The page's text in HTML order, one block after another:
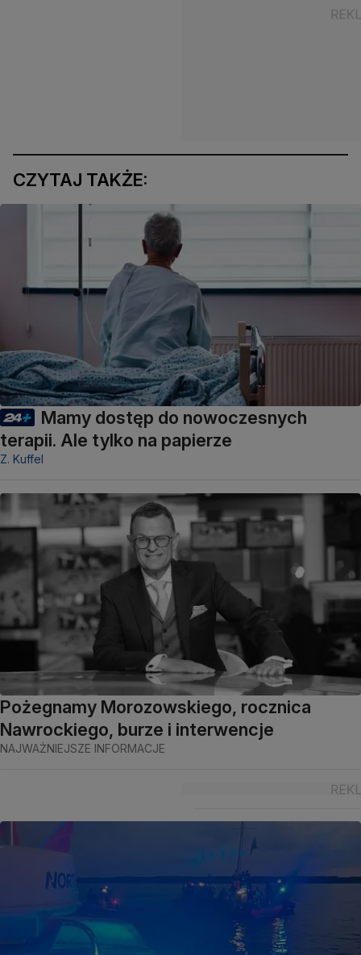
CZYTAJ TAKŻE:
Mamy dostęp do nowoczesnych
terapii. Ale tylko na papierze
Z. Kuffel
Pożegnamy Morozowskiego, rocznica
Nawrockiego, burze i interwencje
NAJWAŻNIEJSZE INFORMACJE